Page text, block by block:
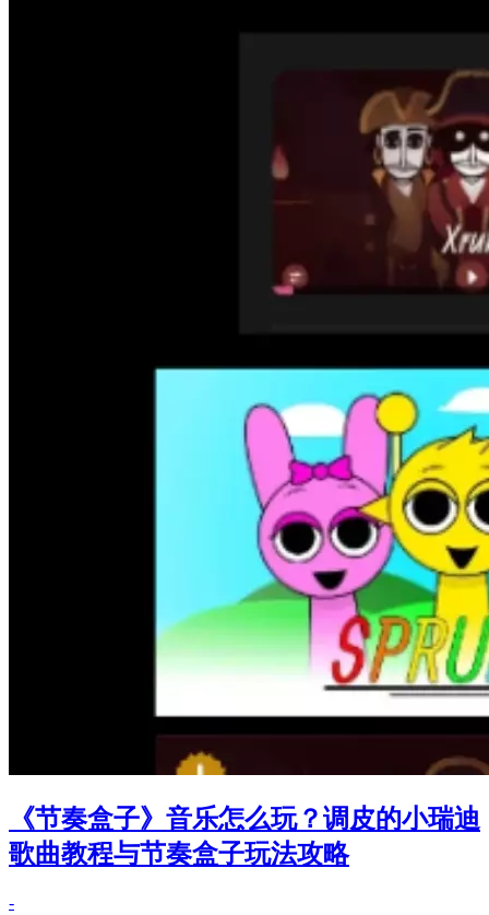
《节奏盒子》音乐怎么玩？调皮的小瑞迪
歌曲教程与节奏盒子玩法攻略
-